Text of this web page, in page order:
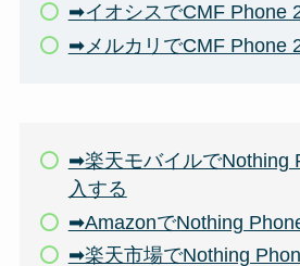
➡イオシスでCMF Phone
➡メルカリでCMF Phone
➡楽天モバイルでNothing
入する
➡AmazonでNothing
➡楽天市場でNothing